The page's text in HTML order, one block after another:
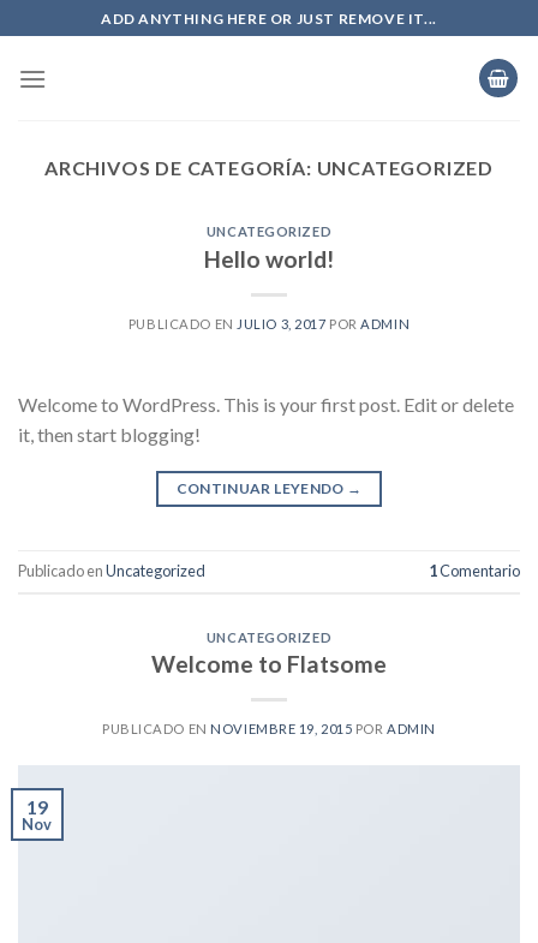
content
ADD ANYTHING HERE OR JUST REMOVE IT...
ARCHIVOS DE CATEGORÍA: UNCATEGORIZED
UNCATEGORIZED
Hello world!
PUBLICADO EN JULIO 3, 2017 POR ADMIN
Welcome to WordPress. This is your first post. Edit or delete
it, then start blogging!
CONTINUAR LEYENDO →
Publicado enUncategorized 1Comentario
UNCATEGORIZED
Welcome to Flatsome
PUBLICADO EN NOVIEMBRE 19, 2015 PORADMIN
19
Nov